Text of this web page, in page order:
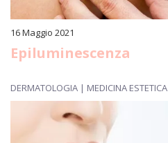
16 Maggio 2021
Epiluminescenza
DERMATOLOGIA | MEDICINA ESTETICA